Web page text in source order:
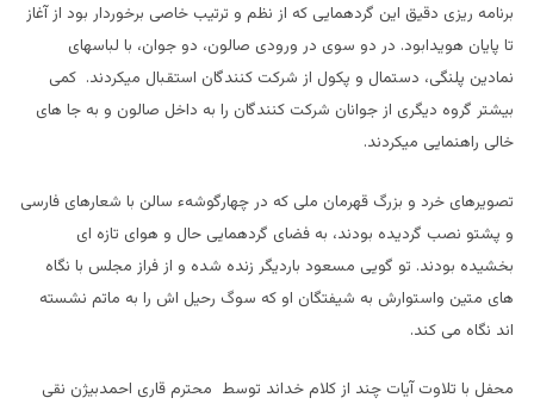
برنامه ریزی دقیق این گردهمایی که از نظم و ترتیب خاصی برخوردار بود از آغاز
تا پایان هویدابود. در دو سوی در ورودی صالون، دو جوان، با لباسهای
نمادین پلنگی، دستمال و پکول از شرکت کنندگان استقبال میکردند. کمی
بیشتر گروه دیگری از جوانان شرکت کنندگان را به داخل صالون و به جا های
خالی راهنمایی میکردند.
تصویرهای خرد و بزرگ قهرمان ملی که در چهارگوشهء سالن با شعارهای فارسی
و پشتو نصب گردیده بودند، به فضای گردهمایی حال و هوای تازه ای
بخشیده بودند. تو گویی مسعود باردیگر زنده شده و از فراز مجلس با نگاه
های متین واستوارش به شیفتگان او که سوگ رحیل اش را به ماتم نشسته
اند نگاه می کند.
محفل با تلاوت آیات چند از کلام خداند توسط محترم قاری احمدبیژن نقی